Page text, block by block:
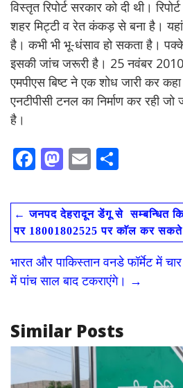
विस्तृत रिपोर्ट सरकार को दी थी।
शहर मिट्टी व रेत कंकड़ से बना है।
है। कभी भी भू-धंसाव हो सकता है।
इसकी जांच जरूरी है। 25 नवंबर 2010
एमपीएस बिष्ट ने एक शोध जारी कर
एनटीपीसी टनल का निर्माण कर रही
है।
F
e
b
o
o
k
M
to
d
o
n
E
ai
l
ar
e
← जनपद देहरादून डेंगू से सम्बन्धित
पर 18001802525 पर काॅल कर
भारत और पाकिस्तान वनडे फॉर्मेट में
में पांच साल बाद टकराएंगे। →
Similar Posts